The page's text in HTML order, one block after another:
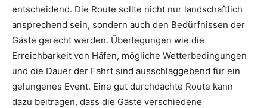
entscheidend. Die Route sollte nicht nur landschaftlich
ansprechend sein, sondern auch den Bedürfnissen der
Gäste gerecht werden. Überlegungen wie die
Erreichbarkeit von Häfen, mögliche Wetterbedingungen
und die Dauer der Fahrt sind ausschlaggebend für ein
gelungenes Event. Eine gut durchdachte Route kann
dazu beitragen, dass die Gäste verschiedene